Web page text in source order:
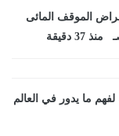
الموقف المائى